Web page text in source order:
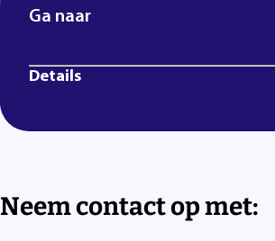
Ga naar
Details
Neem contact op met: